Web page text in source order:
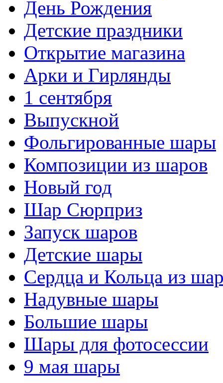
День Рождения
Детские праздники
Открытие магазина
Арки и Гирлянды
1 сентября
Выпускной
Фольгированные шары
Композиции из шаров
Новый год
Шар Сюрприз
Запуск шаров
Детские шары
Сердца и Кольца из
Надувные шары
Большие шары
Шары для фотосессии
9 мая шары